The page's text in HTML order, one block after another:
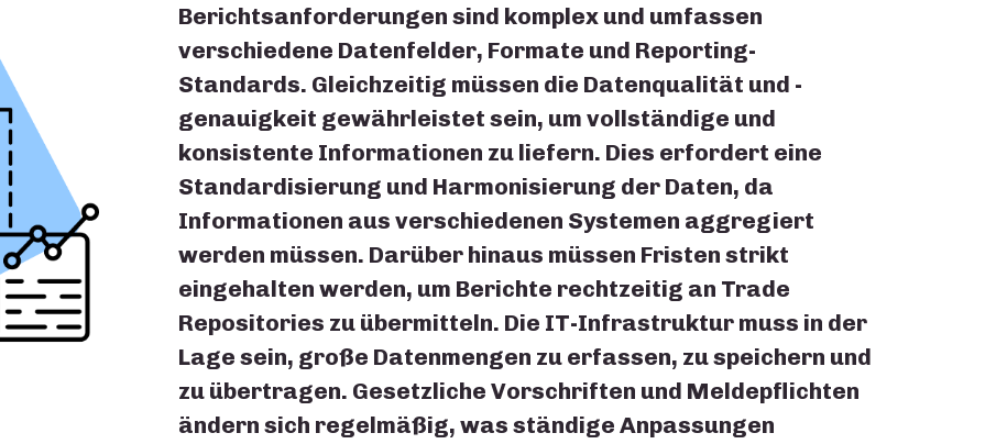
Berichtsanforderungen sind komplex und umfassen
verschiedene Datenfelder, Formate und Reporting-
Standards. Gleichzeitig müssen die Datenqualität und -
genauigkeit gewährleistet sein, um vollständige und
konsistente Informationen zu liefern. Dies erfordert eine
Standardisierung und Harmonisierung der Daten, da
Informationen aus verschiedenen Systemen aggregiert
werden müssen. Darüber hinaus müssen Fristen strikt
eingehalten werden, um Berichte rechtzeitig an Trade
Repositories zu übermitteln. Die IT-Infrastruktur muss in der
Lage sein, große Datenmengen zu erfassen, zu speichern und
zu übertragen. Gesetzliche Vorschriften und Meldepflichten
ändern sich regelmäßig, was ständige Anpassungen